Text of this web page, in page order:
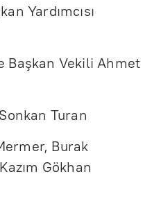
Yardımcısı
Başkan Vekili Ahmet
Turan
Burak
Gökhan